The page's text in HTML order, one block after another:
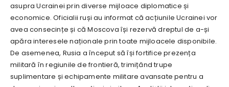
asupra Ucrainei prin diverse mijloace diplomatice și
economice. Oficialii ruși au informat că acțiunile Ucrainei vor
avea consecințe și că Moscova își rezervă dreptul de a-și
apăra interesele naționale prin toate mijloacele disponibile.
De asemenea, Rusia a început să își fortifice prezența
militară în regiunile de frontieră, trimițând trupe
suplimentare și echipamente militare avansate pentru a